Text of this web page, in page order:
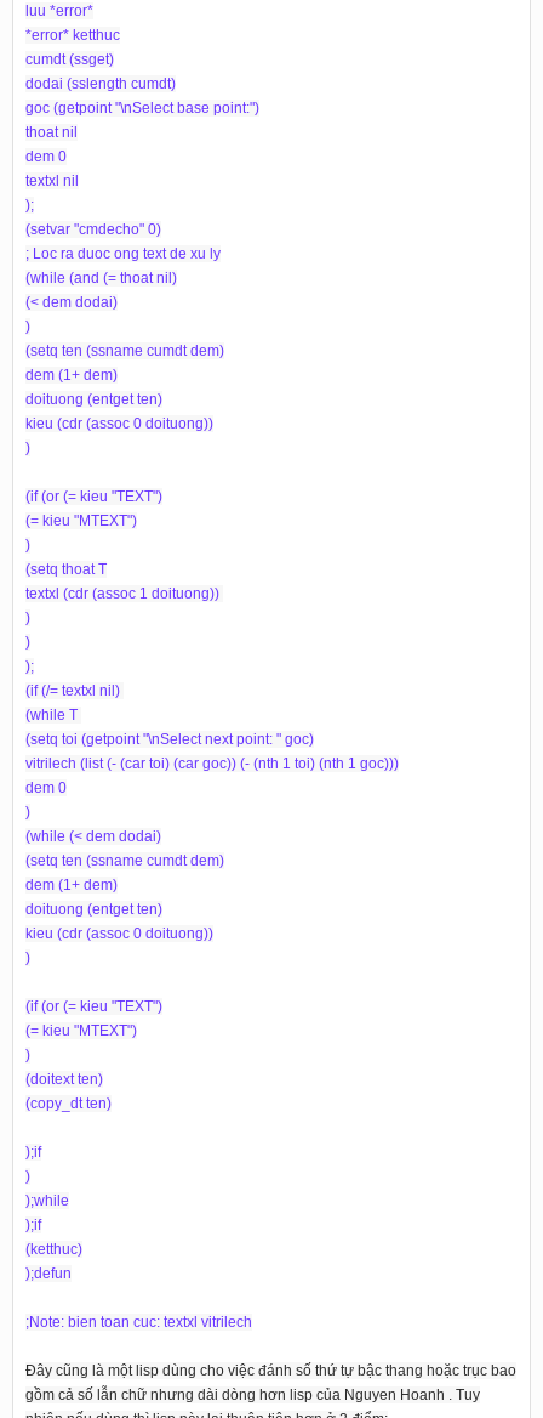
luu *error*
*error* ketthuc
cumdt (ssget)
dodai (sslength cumdt)
goc (getpoint "\nSelect base point:")
thoat nil
dem 0
textxl nil
);
(setvar "cmdecho" 0)
; Loc ra duoc ong text de xu ly
(while (and (= thoat nil)
(< dem dodai)
)
(setq ten (ssname cumdt dem)
dem (1+ dem)
doituong (entget ten)
kieu (cdr (assoc 0 doituong))
)
(if (or (= kieu "TEXT")
(= kieu "MTEXT")
)
(setq thoat T
textxl (cdr (assoc 1 doituong))
)
)
);
(if (/= textxl nil)
(while T
(setq toi (getpoint "\nSelect next point: " goc)
vitrilech (list (- (car toi) (car goc)) (- (nth 1 toi) (nth 1 goc)))
dem 0
)
(while (< dem dodai)
(setq ten (ssname cumdt dem)
dem (1+ dem)
doituong (entget ten)
kieu (cdr (assoc 0 doituong))
)
(if (or (= kieu "TEXT")
(= kieu "MTEXT")
)
(doitext ten)
(copy_dt ten)
);if
)
);while
);if
(ketthuc)
);defun
;Note: bien toan cuc: textxl vitrilech
Đây cũng là một lisp dùng cho việc đánh số thứ tự bậc thang hoặc trục bao
gồm cả số lẫn chữ nhưng dài dòng hơn lisp của Nguyen Hoanh . Tuy